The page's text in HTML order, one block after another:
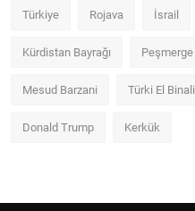
Türkiye Rojava İsrail
Kürdistan Bayrağı Peşmerge
Mesud Barzani Türki El Binali
Donald Trump Kerkük